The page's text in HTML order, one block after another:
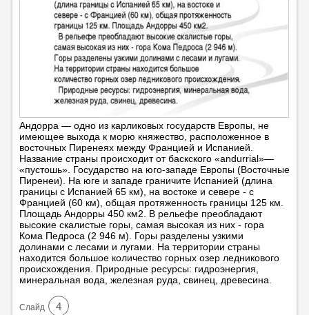
Андорра — одно из карликовых государств Европы, не
имеющее выхода к морю княжество, расположенное в
восточных Пиренеях между Францией и Испанией.
Название страны происходит от баскского «andurrial»—
«пустошь». Государство на юго-западе Европы (Восточные
Пиренеи). На юге и западе граничите Испанией (длина
границы с Испанией 65 км), на востоке и севере - с
Францией (60 км), общая протяженность границы 125 км.
Площадь Андорры 450 км2. В рельефе преобладают
высокие скалистые горы, самая высокая из них - гора
Кома Педроса (2 946 м). Горы разделены узкими
долинами с лесами и лугами. На территории страны
находится большое количество горных озер ледникового
происхождения. Природные ресурсы: гидроэнергия,
минеральная вода, железная руда, свинец, древесина.
Cлайд 4